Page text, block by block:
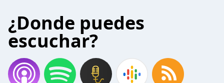
¿Donde puedes
escuchar?